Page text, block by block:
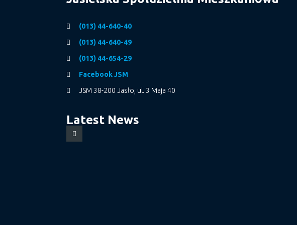
(013) 44-640-40
(013) 44-640-49
(013) 44-654-29
Facebook JSM
JSM 38-200 Jasło, ul. 3 Maja 40
Latest News